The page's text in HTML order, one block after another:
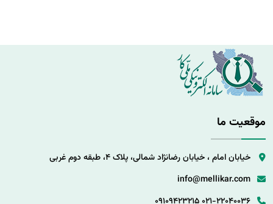
موقعیت ما
خیابان امام ، خیابان رضانژاد شمالی، پلاک 4، طبقه دوم غربی
info@mellikar.com